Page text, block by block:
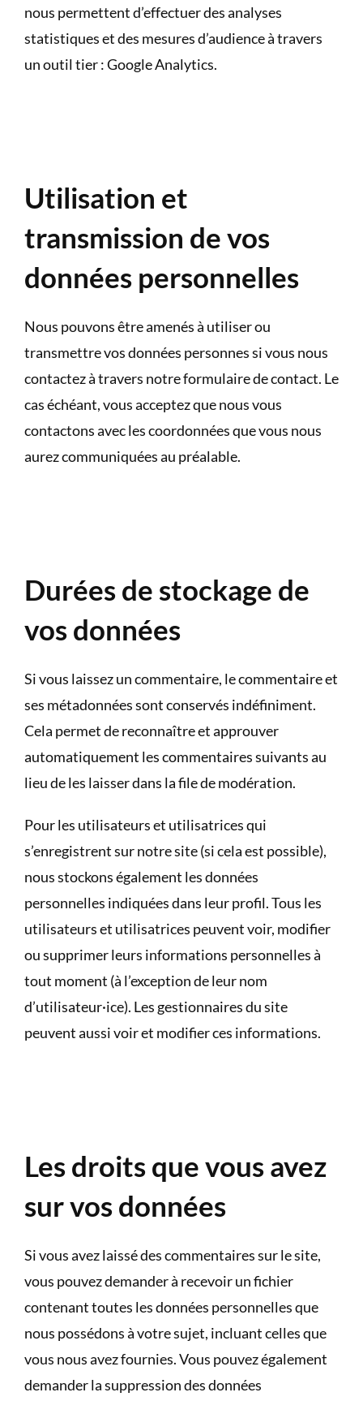
nous permettent d’effectuer des analyses
statistiques et des mesures d’audience à travers
un outil tier : Google Analytics.
Utilisation et
transmission de vos
données personnelles
Nous pouvons être amenés à utiliser ou
transmettre vos données personnes si vous nous
contactez à travers notre formulaire de contact. Le
cas échéant, vous acceptez que nous vous
contactons avec les coordonnées que vous nous
aurez communiquées au préalable.
Durées de stockage de
vos données
Si vous laissez un commentaire, le commentaire et
ses métadonnées sont conservés indéfiniment.
Cela permet de reconnaître et approuver
automatiquement les commentaires suivants au
lieu de les laisser dans la file de modération.
Pour les utilisateurs et utilisatrices qui
s’enregistrent sur notre site (si cela est possible),
nous stockons également les données
personnelles indiquées dans leur profil. Tous les
utilisateurs et utilisatrices peuvent voir, modifier
ou supprimer leurs informations personnelles à
tout moment (à l’exception de leur nom
d’utilisateur·ice). Les gestionnaires du site
peuvent aussi voir et modifier ces informations.
Les droits que vous avez
sur vos données
Si vous avez laissé des commentaires sur le site,
vous pouvez demander à recevoir un fichier
contenant toutes les données personnelles que
nous possédons à votre sujet, incluant celles que
vous nous avez fournies. Vous pouvez également
demander la suppression des données